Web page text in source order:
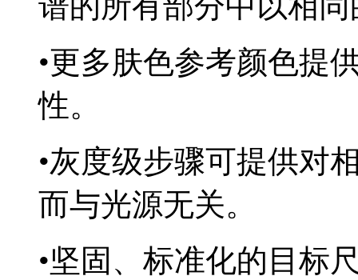
•更多肤色参考颜色提
性。
•灰度级步骤可提供对
而与光源无关。
•坚固、标准化的目标